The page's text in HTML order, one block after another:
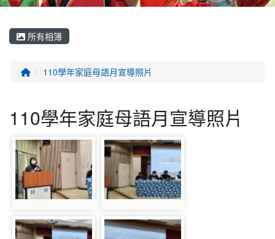
所有相簿
回首頁110學年家庭母語月宣導照片
110學年家庭母語月宣導照片
photo-861 photo-862
photo-863
photo-864